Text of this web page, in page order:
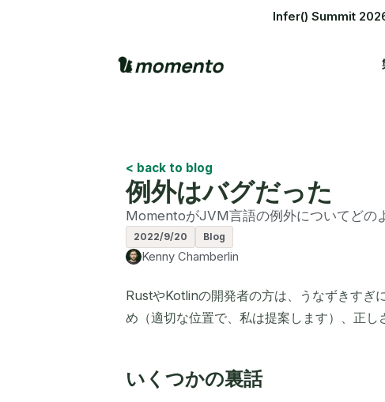
Infer() Summit
< back to blog
例外はバグだった
MomentoがJVM言語の例外についてどの
2022/9/20 Blog
Kenny Chamberlin
RustやKotlinの開発者の方は、うなずきすぎ
め（適切な位置で、私は提案します）、正し
いくつかの裏話